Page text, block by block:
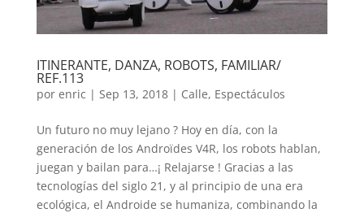
ITINERANTE, DANZA, ROBOTS, FAMILIAR/
REF.113
por enric | Sep 13, 2018| Calle, Espectáculos
Un futuro no muy lejano ? Hoy en día, con la
generación de los Androïdes V4R, los robots hablan,
juegan y bailan para…¡ Relajarse ! Gracias a las
tecnologías del siglo 21, y al principio de una era
ecológica, el Androide se humaniza, combinando la